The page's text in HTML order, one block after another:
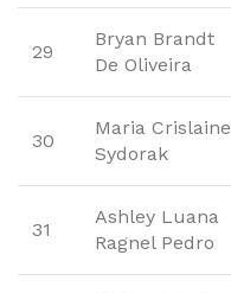
29
Bryan Brandt
De Oliveira
30
Maria Crislaine
Sydorak
31
Ashley Luana
Ragnel Pedro